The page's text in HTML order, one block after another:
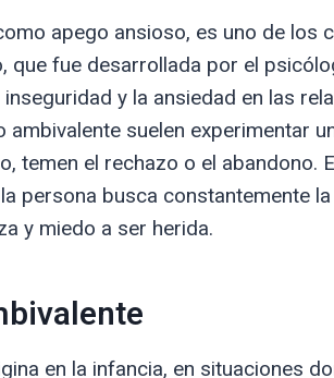
apego ansioso, es uno de los
que fue desarrollada por el
y la ansiedad en las
suelen experimentar
temen el rechazo o el abandono.
persona busca constantemente
y miedo a ser herida.
en la infancia, en situaciones